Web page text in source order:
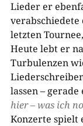
Lieder er
letzten
Heute lebt er
Turbulenzen
lassen –
hier – was ich
Konzerte spielt